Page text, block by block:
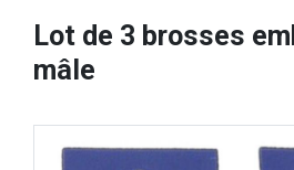
Lot de 3 brosses
mâle